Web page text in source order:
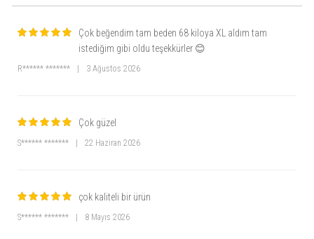
Çok beğendim tam beden 68 kiloya XL aldım tam
istediğim gibi oldu teşekkürler 😊
R****** ******* 3 Ağustos 2026
Çok güzel
S****** ******* 22 Haziran 2026
çok kaliteli bir ürün
S****** ******* 8 Mayıs 2026